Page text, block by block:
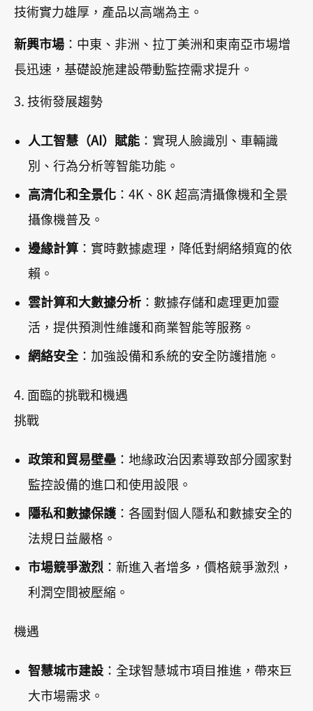
技術實力雄厚，產品以高端為主。
新興市場 ：中東、非洲、拉丁美洲和東南亞市場增
長迅速，基礎設施建設帶動監控需求提升。
3. 技術發展趨勢
人工智慧（AI）賦能 ：實現人臉識別、車輛識
別、行為分析等智能功能。
高清化和全景化 ：4K、8K 超高清攝像機和全景
攝像機普及。
邊緣計算 ：實時數據處理，降低對網絡頻寬的依
賴。
雲計算和大數據分析 ：數據存儲和處理更加靈
活，提供預測性維護和商業智能等服務。
網絡安全 ：加強設備和系統的安全防護措施。
4. 面臨的挑戰和機遇
挑戰
政策和貿易壁壘 ：地緣政治因素導致部分國家對
監控設備的進口和使用設限。
隱私和數據保護：各國對個人隱私和數據安全的
法規日益嚴格。
市場競爭激烈 ：新進入者增多，價格競爭激烈，
利潤空間被壓縮。
機遇
智慧城市建設：全球智慧城市項目推進，帶來巨
大市場需求。